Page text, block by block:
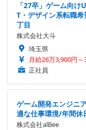
「27卒」ゲーム向
T・デザイン系転職
丁目
株式会社大斗
埼玉県
月給26万3,900円～
正社員
ゲーム開発エンジニ
適な仕事環境/年間休
株式会社alBee